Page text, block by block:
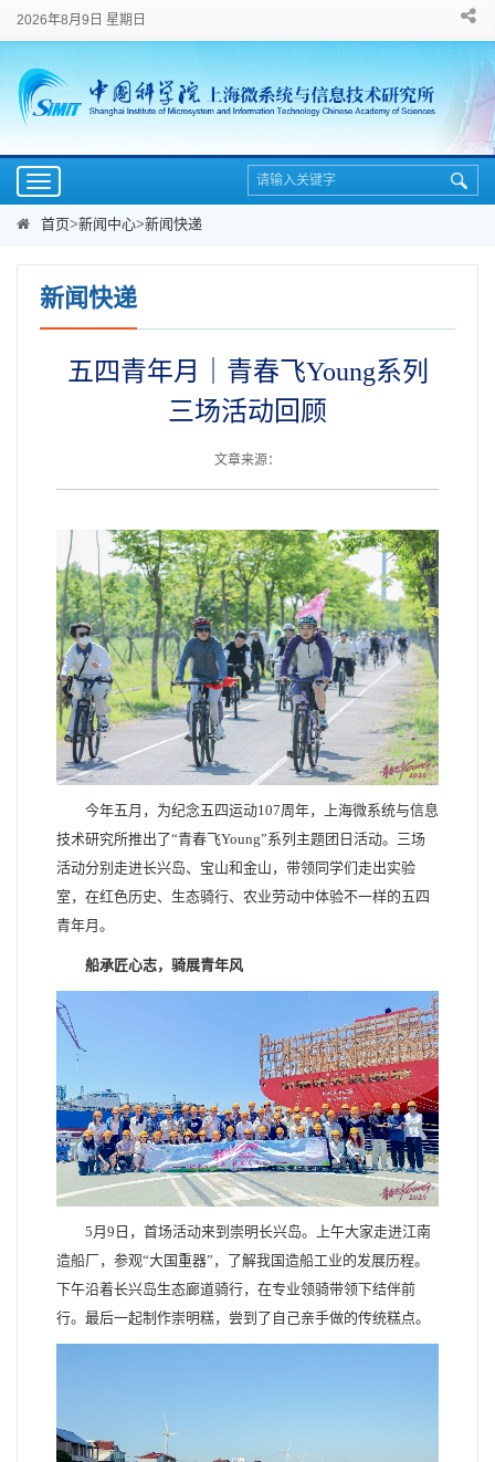
2026年8月9日 星期日
Toggle
navigation
首页>新闻中心>新闻快递
新闻快递
五四青年月｜青春飞Young系列
三场活动回顾
文章来源：
今年五月，为纪念五四运动107周年，上海微系统与信息
技术研究所推出了“青春飞Young”系列主题团日活动。三场
活动分别走进长兴岛、宝山和金山，带领同学们走出实验
室，在红色历史、生态骑行、农业劳动中体验不一样的五四
青年月。
船承匠心志，骑展青年风
5月9日，首场活动来到崇明长兴岛。上午大家走进江南
造船厂，参观“大国重器”，了解我国造船工业的发展历程。
下午沿着长兴岛生态廊道骑行，在专业领骑带领下结伴前
行。最后一起制作崇明糕，尝到了自己亲手做的传统糕点。